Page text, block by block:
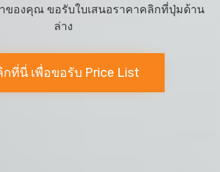
ของคุณ ขอรับใบเสนอราคาคลิกที่ปุ่มด้าน
ล่าง
กที่นี่ เพื่อขอรับ Price List